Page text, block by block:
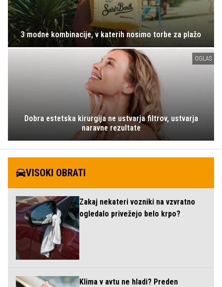
3 modne kombinacije, v katerih nosimo torbe za plažo
OGLAS
Dobra estetska kirurgija ne ustvarja filtrov, ustvarja
naravne rezultate
VISOKI OBRATI
Zakaj nekateri vozniki na vzvratno
ogledalo privežejo belo krpo?
Klima v avtu ne hladi? Preden